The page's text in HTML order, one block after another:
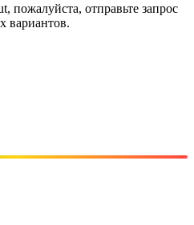
пожалуйста, отправьте запрос
вариантов.